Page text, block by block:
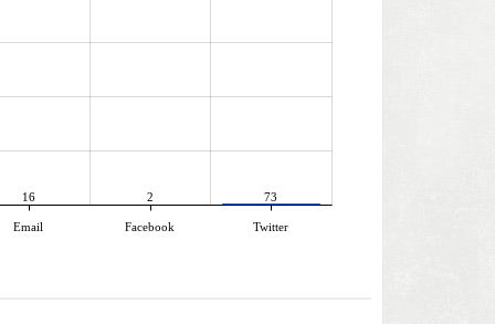
16 2 73
Email Facebook Twitter